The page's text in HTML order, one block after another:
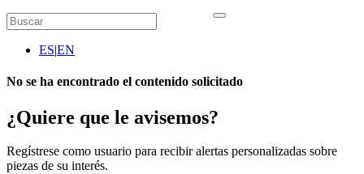
ES|EN
No se ha encontrado el contenido solicitado
¿Quiere que le avisemos?
Regístrese como usuario para recibir alertas personalizadas sobre
piezas de su interés.